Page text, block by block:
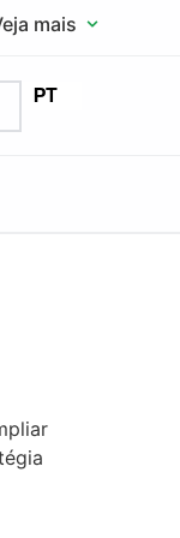
mais
PT
ES